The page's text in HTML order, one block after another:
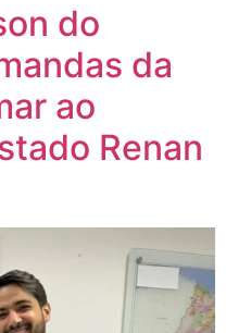
do
da
ao
Renan